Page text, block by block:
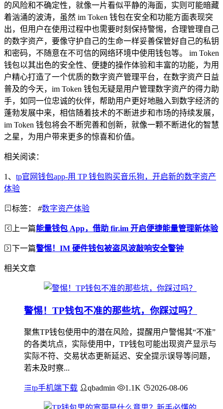
的风险和不确定性，就像一片看似平静的海面，实则可能暗藏
着汹涌的波涛，虽然 im Token 钱包在安全和功能方面表现突
出，但用户在使用过程中也需要时刻保持警惕，合理管理自己
的数字资产，要像守护自己的生命一样妥善保管好自己的私钥
和密码，不随意在不可信的网络环境中使用钱包等。 im Token
钱包以其出色的安全性、便捷的操作体验和丰富的功能，为用
户精心打造了一个优质的数字资产管理平台，在数字资产日益
普及的今天，im Token 钱包无疑是用户管理数字资产的得力助
手，如同一位忠诚的伙伴，帮助用户更好地融入到数字经济的
蓬勃发展中来，相信随着技术的不断进步和市场的持续发展，
im Token 钱包将会不断完善和创新，就像一颗不断进化的智慧
之星，为用户带来更多的惊喜和价值。
相关阅读：
1、 tp官网钱包app-用 TP 钱包购买音乐狗，开启新的数字资产
体验
标签： #数字资产体验
上一篇能量钱包 App，借助 fir.im 开启便捷能量管理新体验
下一篇警惕！IM 硬件钱包被盗风波敲响安全警钟
相关文章
警惕！TP钱包不准的那些坑，你踩过吗？
聚焦TP钱包使用中的潜在风险，提醒用户警惕其“不准”
的各类坑点，实际使用中，TP钱包可能出现资产显示与
实际不符、交易状态更新延迟、安全提示误导等问题，
若未及时察...
tp手机端下载 qbadmin 1.1K 2026-08-06